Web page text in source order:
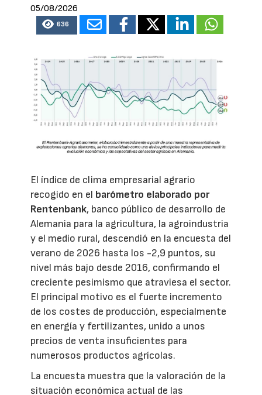
05/08/2026
636
El índice de clima empresarial agrario
recogido en el barómetro elaborado por
Rentenbank, banco público de desarrollo de
Alemania para la agricultura, la agroindustria
y el medio rural, descendió en la encuesta del
verano de 2026 hasta los -2,9 puntos, su
nivel más bajo desde 2016, confirmando el
creciente pesimismo que atraviesa el sector.
El principal motivo es el fuerte incremento
de los costes de producción, especialmente
en energía y fertilizantes, unido a unos
precios de venta insuficientes para
numerosos productos agrícolas.
La encuesta muestra que la valoración de la
situación económica actual de las